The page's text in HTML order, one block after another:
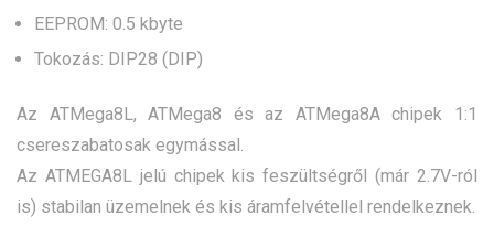
EEPROM: 0.5 kbyte
Tokozás: DIP28 (DIP)
Az ATMega8L, ATMega8 és az ATMega8A chipek 1:1
csereszabatosak egymással.
Az ATMEGA8L jelú chipek kis feszültségről (már 2.7V-ról
is) stabilan üzemelnek és kis áramfelvétellel rendelkeznek.